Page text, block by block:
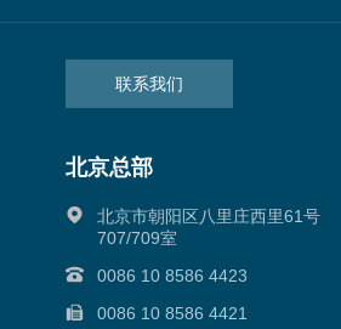
联系我们
北京总部
北京市朝阳区八里庄西里61号
707/709室
0086 10 8586 4423
0086 10 8586 4421